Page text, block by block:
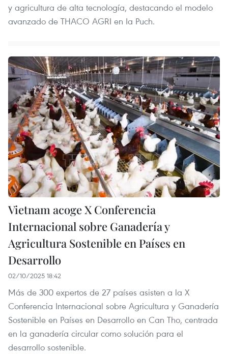
y agricultura de alta tecnología, destacando el modelo
avanzado de THACO AGRI en Ia Puch.
Vietnam acoge X Conferencia
Internacional sobre Ganadería y
Agricultura Sostenible en Países en
Desarrollo
02/10/2025 18:42
Más de 300 expertos de 27 países asisten a la X
Conferencia Internacional sobre Agricultura y Ganadería
Sostenible en Países en Desarrollo en Can Tho, centrada
en la ganadería circular como solución para el
desarrollo sostenible.